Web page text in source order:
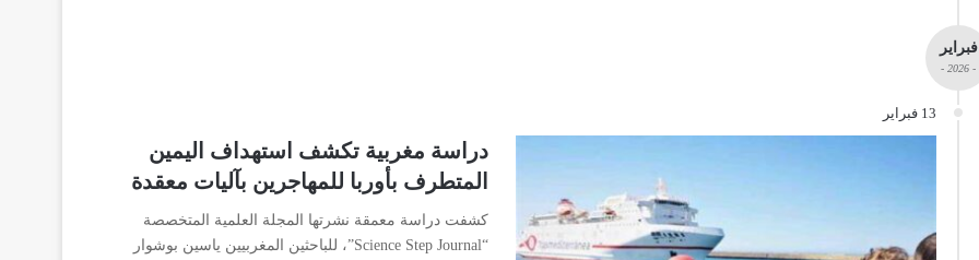
فبراير
- 2026 -
13 فبراير
دراسة مغربية تكشف استهداف اليمين
المتطرف بأوربا للمهاجرين بآليات معقدة
كشفت دراسة معمقة نشرتها المجلة العلمية المتخصصة
“Science Step Journal”، للباحثين المغربيين ياسين بوشوار